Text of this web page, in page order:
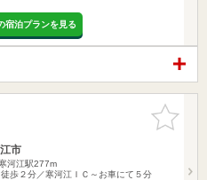
宿泊プランを見る
お気に入
りに追加
市
河江駅277m
徒歩２分／寒河江ＩＣ～お車にて５分